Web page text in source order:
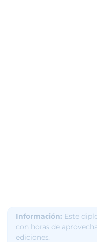
Información: Este
con horas de
ediciones.